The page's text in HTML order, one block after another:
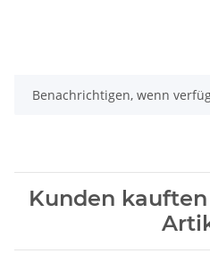
Benachrichtigen, wenn
Kunden